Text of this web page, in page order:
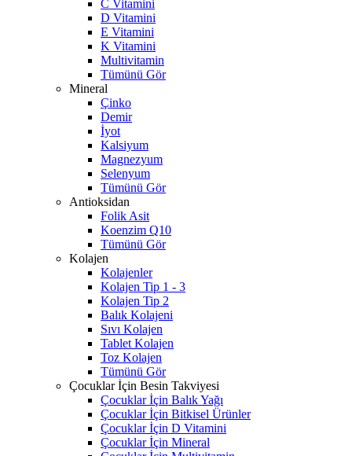
C Vitamini
D Vitamini
E Vitamini
K Vitamini
Multivitamin
Tümünü Gör
Mineral
Çinko
Demir
İyot
Kalsiyum
Magnezyum
Selenyum
Tümünü Gör
Antioksidan
Folik Asit
Koenzim Q10
Tümünü Gör
Kolajen
Kolajenler
Kolajen Tip 1 - 3
Kolajen Tip 2
Balık Kolajeni
Sıvı Kolajen
Tablet Kolajen
Toz Kolajen
Tümünü Gör
Çocuklar İçin Besin Takviyesi
Çocuklar İçin Balık Yağı
Çocuklar İçin Bitkisel Ürünler
Çocuklar İçin D Vitamini
Çocuklar İçin Mineral